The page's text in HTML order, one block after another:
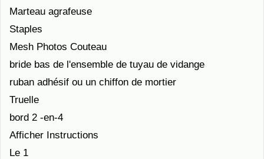
Marteau agrafeuse
Staples
Mesh Photos Couteau
bride bas de l'ensemble de tuyau de vidange
ruban adhésif ou un chiffon de mortier
Truelle
bord 2 -en-4
Afficher Instructions
Le 1